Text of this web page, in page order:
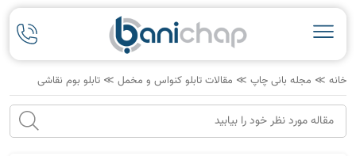
خانه ≫ مجله بانی چاپ ≫ مقالات تابلو کنواس و مخمل ≫ تابلو بوم نقاشی